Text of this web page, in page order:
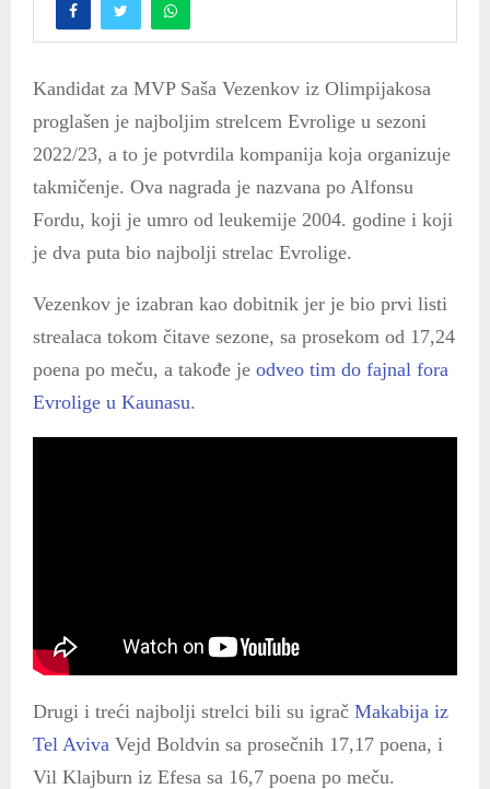
Kandidat za MVP Saša Vezenkov iz Olimpijakosa
proglašen je najboljim strelcem Evrolige u sezoni
2022/23, a to je potvrdila kompanija koja organizuje
takmičenje. Ova nagrada je nazvana po Alfonsu
Fordu, koji je umro od leukemije 2004. godine i koji
je dva puta bio najbolji strelac Evrolige.
Vezenkov je izabran kao dobitnik jer je bio prvi listi
strealaca tokom čitave sezone, sa prosekom od 17,24
poena po meču, a takođe je odveo tim do fajnal fora
Evrolige u Kaunasu.
Drugi i treći najbolji strelci bili su igrač Makabija iz
Tel Aviva Vejd Boldvin sa prosečnih 17,17 poena, i
Vil Klajburn iz Efesa sa 16,7 poena po meču.